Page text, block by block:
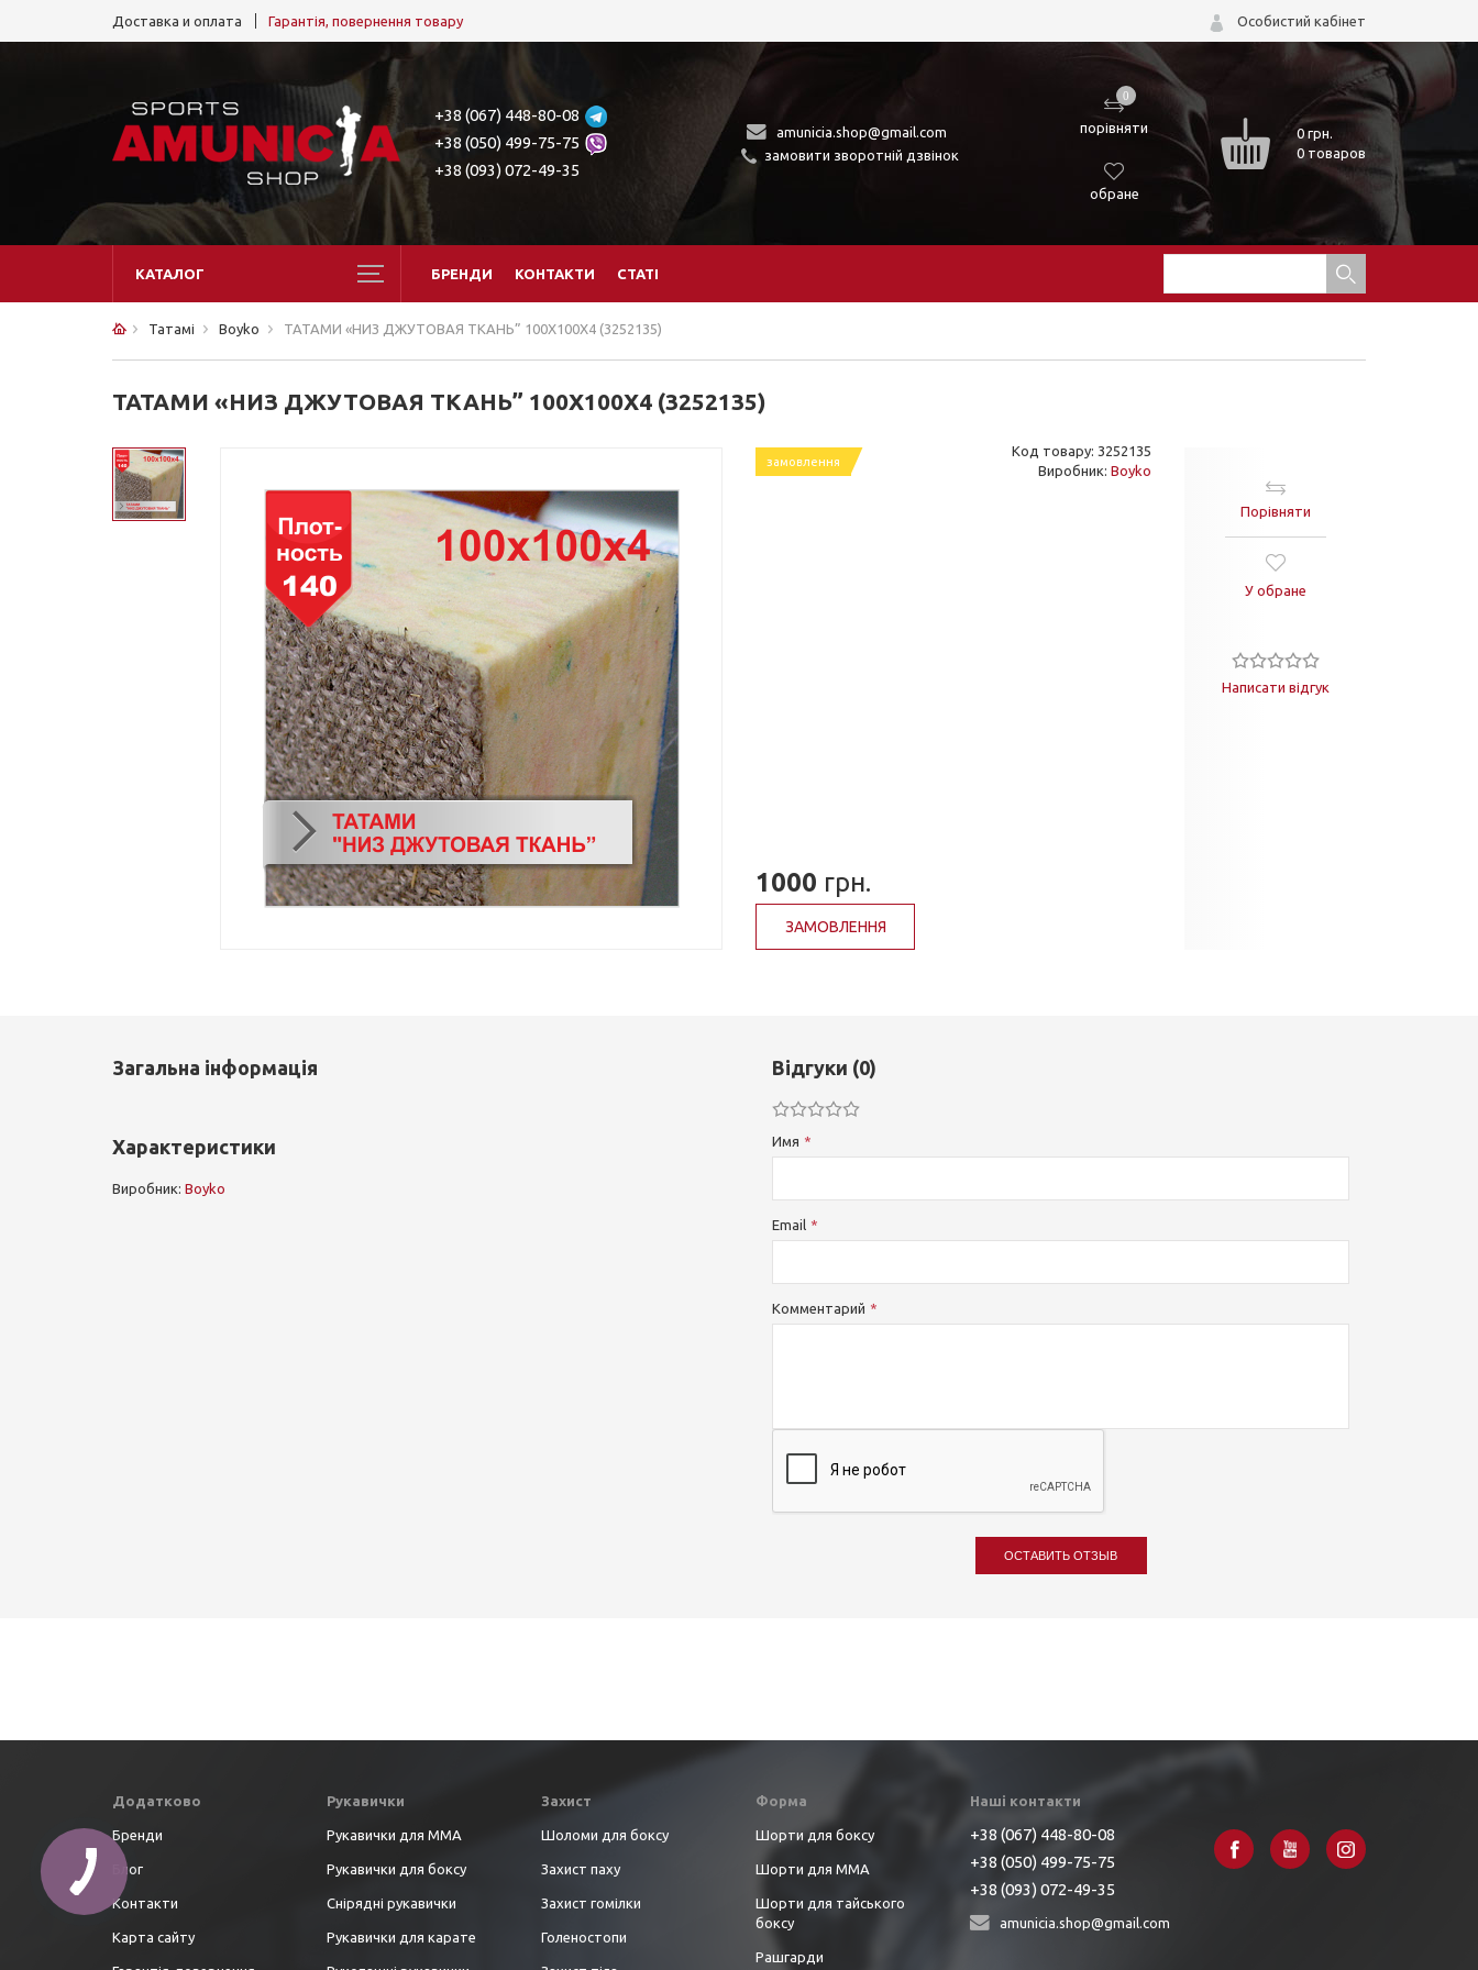
Доставка и оплата Гарантія, повернення товару Особистий кабінет
+38 (067) 448-80-08
+38 (050) 499-75-75
+38 (093) 072-49-35
amunicia.shop@gmail.com
замовити зворотній дзвінок
0
порівняти
обране
0грн.
0 товаров
КАТАЛОГ БРЕНДИ КОНТАКТИ СТАТІ
Татамі Boyko ТАТАМИ «НИЗ ДЖУТОВАЯ ТКАНЬ” 100Х100Х4 (3252135)
ТАТАМИ «НИЗ ДЖУТОВАЯ ТКАНЬ” 100Х100Х4 (3252135)
замовлення
Код товару: 3252135
Виробник: Boyko
1000 грн.
ЗАМОВЛЕННЯ
Порівняти
У обране
Написати відгук
Загальна інформація
Характеристики
Виробник: Boyko
Відгуки (0)
Имя
Email
Комментарий
ОСТАВИТЬ ОТЗЫВ
Додатково
Бренди
Блог
Контакти
Карта сайту
Рукавички
Рукавички для ММА
Рукавички для боксу
Снірядні рукавички
Рукавички для карате
Захист
Шоломи для боксу
Захист паху
Захист гомілки
Голеностопи
Форма
Шорти для боксу
Шорти для ММА
Шорти для тайського
боксу
Рашгарди
Наші контакти
+38 (067) 448-80-08
+38 (050) 499-75-75
+38 (093) 072-49-35
amunicia.shop@gmail.com